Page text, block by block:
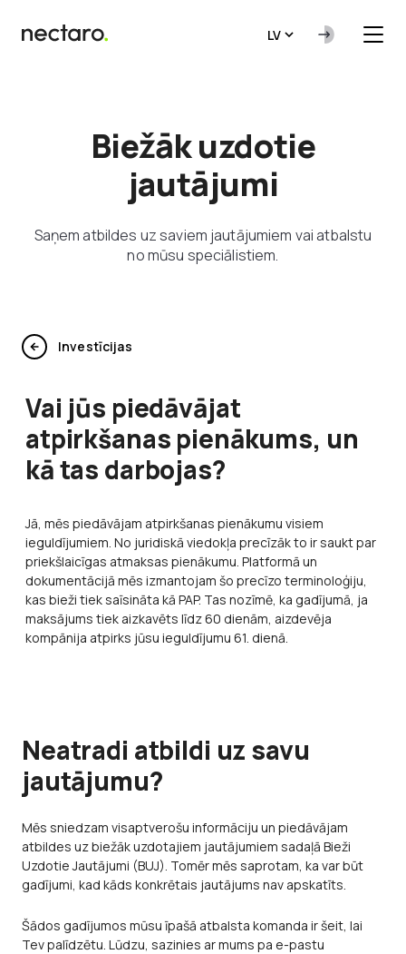
LV
Biežāk uzdotie
jautājumi
Saņem atbildes uz saviem jautājumiem vai atbalstu
no mūsu speciālistiem.
Investīcijas
Vai jūs piedāvājat
atpirkšanas pienākums, un
kā tas darbojas?
Jā, mēs piedāvājam atpirkšanas pienākumu visiem
ieguldījumiem. No juridiskā viedokļa precīzāk to ir saukt par
priekšlaicīgas atmaksas pienākumu. Platformā un
dokumentācijā mēs izmantojam šo precīzo terminoloģiju,
kas bieži tiek saīsināta kā PAP. Tas nozīmē, ka gadījumā, ja
maksājums tiek aizkavēts līdz 60 dienām, aizdevēja
kompānija atpirks jūsu ieguldījumu 61. dienā.
Neatradi atbildi uz savu
jautājumu?
Mēs sniedzam visaptverošu informāciju un piedāvājam
atbildes uz biežāk uzdotajiem jautājumiem sadaļā Bieži
Uzdotie Jautājumi (BUJ). Tomēr mēs saprotam, ka var būt
gadījumi, kad kāds konkrētais jautājums nav apskatīts.
Šādos gadījumos mūsu īpašā atbalsta komanda ir šeit, lai
Tev palīdzētu. Lūdzu, sazinies ar mums pa e-pastu